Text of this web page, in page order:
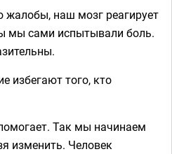
наш мозг реагирует
мы сами испытывали боль.
избегают того, кто
Так мы начинаем
изменить. Человек